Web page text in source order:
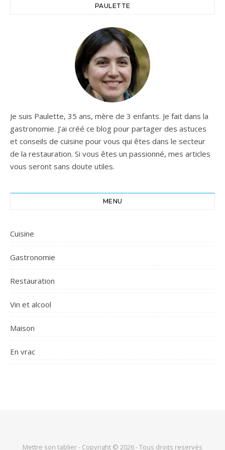
scène ou une entrée
féerique. En club, bar, salle
de réception ou théâtre, ses
doubles roues alimentent un
flux dense pendant que les
trois ventilateurs projettent
les bulles loin vers l'avant et
en hauteur. Mariage, soirée
étudiante, gala, défilé,
inauguration ou spectacle
jeune public : l'effet est
immédiat, visible de près
comme de loin, et parfait
pour enrichir vos faisceaux
lumière et vos ambiances
le DJ mobile qui veut un
de 5 à 25 mm de diamètre.
PAULETTE
Je suis Paulette, 35 ans, mère de 3 enfants. Je fait dans la
gastronomie. J’ai créé ce blog pour partager des astuces
et conseils de cuisine pour vous qui êtes dans le secteur
de la restauration. Si vous êtes un passionné, mes articles
vous seront sans doute utiles.
MENU
Cuisine
Gastronomie
Restauration
Vin et alcool
Maison
En vrac
Mettre son tablier - Copyright © 2026 - Tous droits reservés